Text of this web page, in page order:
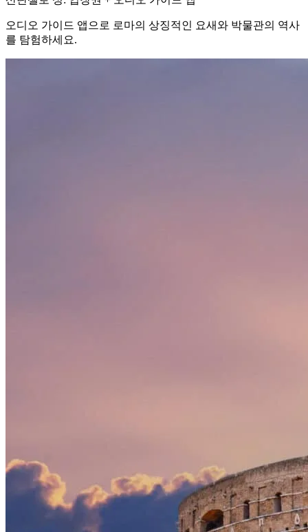
오디오 가이드 앱으로 로마의 상징적인 요새와 박물관의 역사
를 탐험하세요.